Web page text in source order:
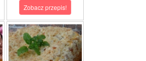
Zobacz przepis!